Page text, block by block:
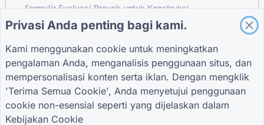
Formulir Evaluasi Proyek untuk Konstruksi
Formulir Evaluasi Pemasok untuk Logistik
Formulir Keterlibatan Pelanggan
PANDUAN
Pusat Bantuan
PERUSAHAAN
KETENTUAN
Privasi Anda penting bagi kami.
Kami menggunakan cookie untuk meningkatkan
pengalaman Anda, menganalisis penggunaan situs, dan
mempersonalisasi konten serta iklan. Dengan mengklik
'Terima Semua Cookie', Anda menyetujui penggunaan
cookie non-esensial seperti yang dijelaskan dalam
Kebijakan Cookie